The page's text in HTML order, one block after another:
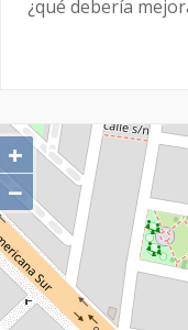
¿qué debería
+
−